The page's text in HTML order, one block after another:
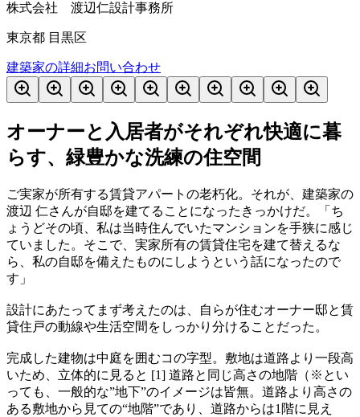
株式会社 渡辺仁設計事務所
東京都 目黒区
建築家の詳細お問い合わせ
オーナーと入居者がそれぞれ快適に暮
らす、緑豊かな洗練の住空間
ご実家が所有する賃貸アパートの老朽化。それが、建築家の
渡辺 仁さんが自邸を建てることになったきっかけだ。「ち
ょうどその頃、私は当時住んでいたマンションを手狭に感じ
ていました。そこで、実家所有の賃貸住宅を建て替えるな
ら、私の自邸を備えたものにしようという話になったので
す」
設計にあたってまず考えたのは、自らが住むオーナー邸と賃
貸住戸の動線や生活空間をしっかり分けることだった。
完成した建物は中庭を囲むコの字型。敷地は道路より一段高
いため、立体的に見ると [1] 道路と同じ高さの地階（※とい
っても、一般的な”地下”のイメージは皆無。道路より高さの
ある敷地から見ての“地階”であり、道路からは1階に見え